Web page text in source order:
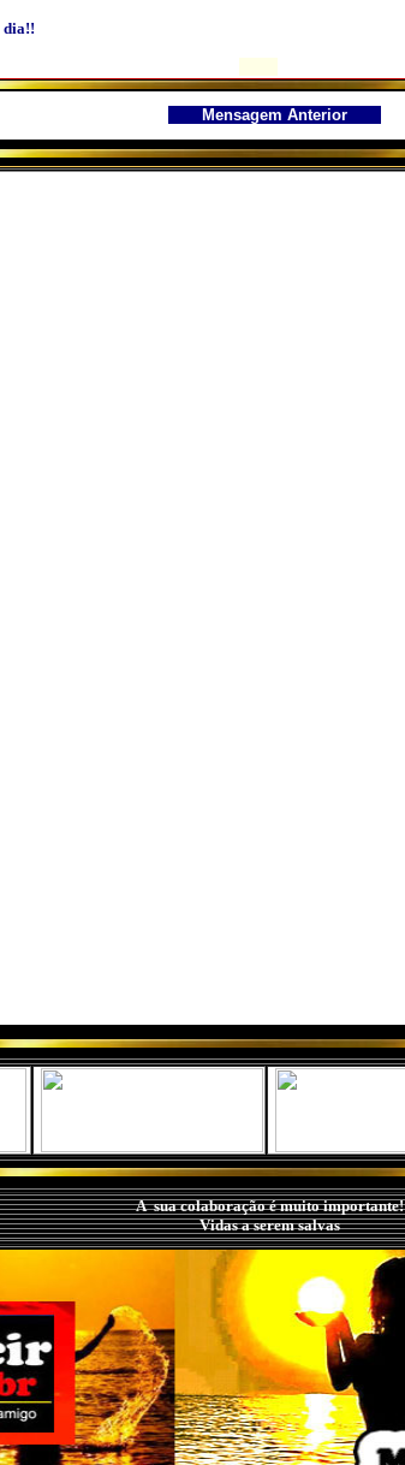
dia!!
Mensagem Anterior
A sua colaboração é muito importante!
Vidas a serem salvas